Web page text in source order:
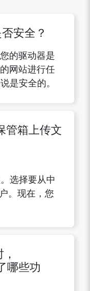
安全？
的驱动器是
网站进行任
是安全的。
管箱上传文
选择要从中
。现在，您
哪些功